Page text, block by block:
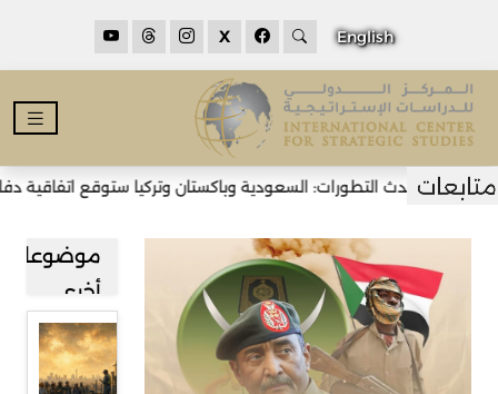
English
X
أحدث التطورات: السعودية وباكستان وتركيا ستوقع اتفاقية دفاع
موضوعات
أخرى
قراءة في
صعود